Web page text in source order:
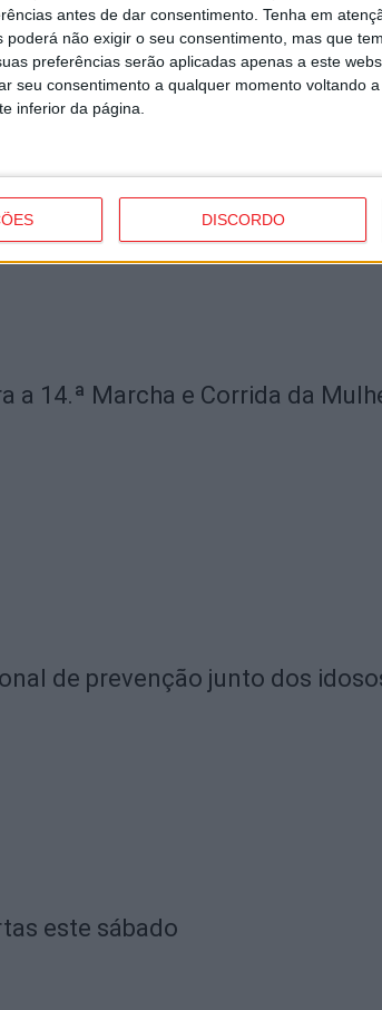
antes de dar consentimento. Tenha em
poderá não exigir o seu consentimento, mas que
preferências serão aplicadas apenas a este
seu consentimento a qualquer momento voltando
inferior da página.
DISCORDO
e voleibol em três dias de
a 14.ª Marcha e Corrida da
de prevenção junto dos
este sábado